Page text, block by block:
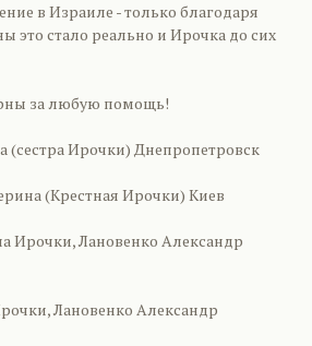
в Израиле - только благодаря
это стало реально и Ирочка до сих
за любую помощь!
(сестра Ирочки) Днепропетровск
(Крестная Ирочки) Киев
Ирочки, Лановенко Александр
Лановенко Александр